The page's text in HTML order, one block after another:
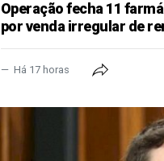
Operação fecha 11
por venda irregular de
Há 17 horas